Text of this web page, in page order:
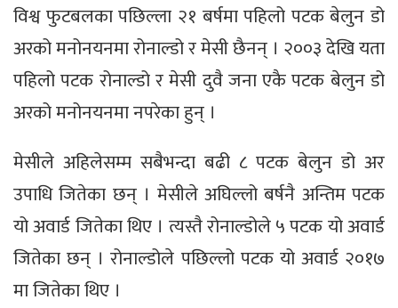
विश्व फुटबलका पछिल्ला २१ बर्षमा पहिलो पटक बेलुन डो
अरको मनोनयनमा रोनाल्डो र मेसी छैनन् । २००३ देखि यता
पहिलो पटक रोनाल्डो र मेसी दुवै जना एकै पटक बेलुन डो
अरको मनोनयनमा नपरेका हुन् ।
मेसीले अहिलेसम्म सबैभन्दा बढी ८ पटक बेलुन डो अर
उपाधि जितेका छन् । मेसीले अघिल्लो बर्षनै अन्तिम पटक
यो अवार्ड जितेका थिए । त्यस्तै रोनाल्डोले ५ पटक यो अवार्ड
जितेका छन् । रोनाल्डोले पछिल्लो पटक यो अवार्ड २०१७
मा जितेका थिए ।